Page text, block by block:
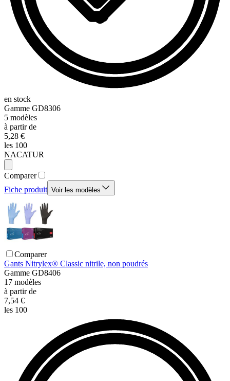
en stock
Gamme GD8306
5 modèles
à partir de
5,28 €
les 100
NACATUR
Comparer
Fiche produit Voir les modèles
Comparer
Gants Nitrylex® Classic nitrile, non poudrés
Gamme GD8406
17 modèles
à partir de
7,54 €
les 100